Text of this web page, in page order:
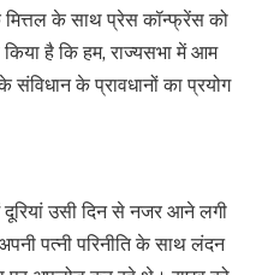
के साथ प्रेस कॉन्फ्रेंस को
है कि हम, राज्यसभा में आम
संविधान के प्रावधानों का प्रयोग
उसी दिन से नजर आने लगी
पत्नी परिनीति के साथ लंदन